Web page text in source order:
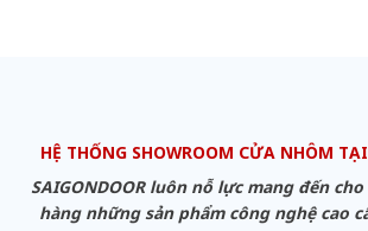
HỆ THỐNG SHOWROOM CỬA NHÔM
SAIGONDOOR luôn nỗ lực mang đến
hàng những sản phẩm công nghệ cao